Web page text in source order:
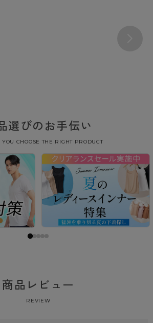
選びのお手伝い
CHOOSE THE RIGHT PRODUCT
商品レビュー
REVIEW